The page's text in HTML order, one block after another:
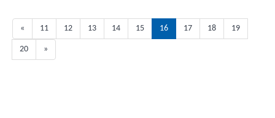
« 11 12 13 14 15 16 17 18 19
20 »